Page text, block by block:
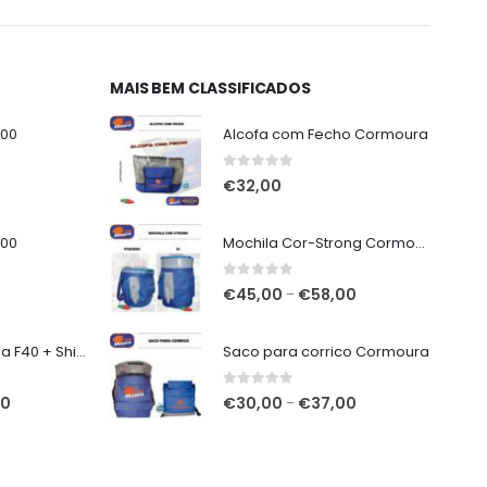
7mt Vega Potenza F40 + Shimano Miravel C5000 XG
MAIS BEM CLASSIFICADOS
Alcofa com Fecho Cormoura
0out of 5
€32,00
Mochila Cor-Strong Cormoura
0out of 5
€45,00 – €58,00
through
Saco para corrico Cormoura
0out of 5
€30,00 – €37,00